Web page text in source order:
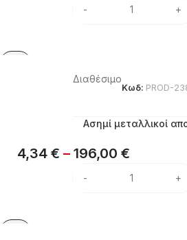
Διαθέσιμο
Κωδ: PROD-
Ασημί μεταλλικοί
4,34 € – 196,00 €